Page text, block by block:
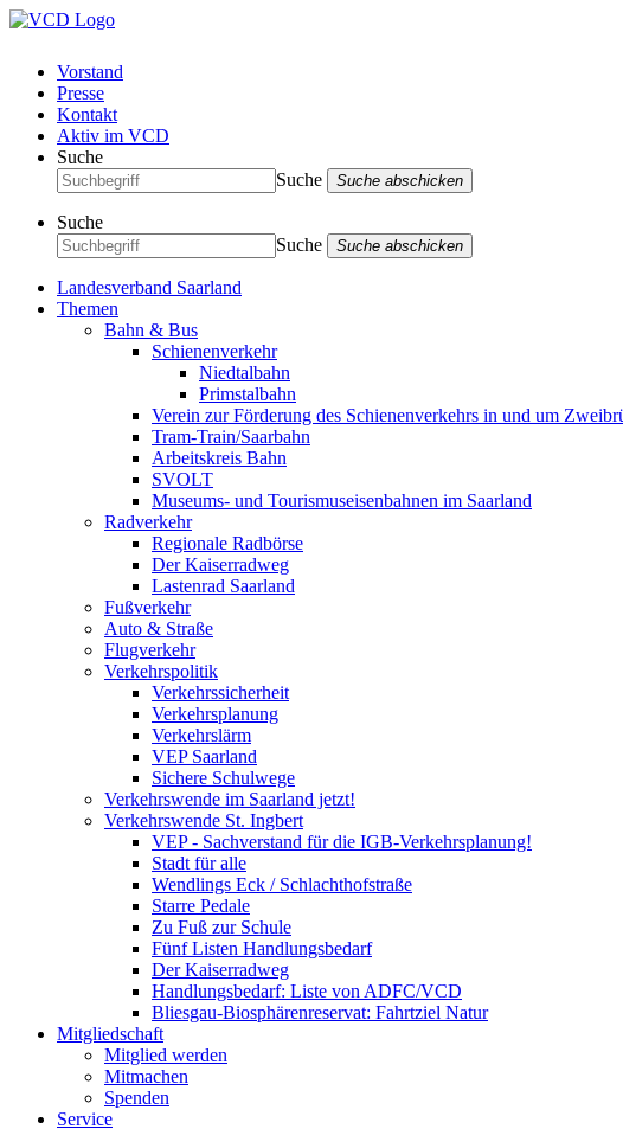
Vorstand
Presse
Kontakt
Aktiv im VCD
Suche
Suche
Suche abschicken
Suche
Suche
Suche abschicken
Landesverband Saarland
Themen
Bahn & Bus
Schienenverkehr
Niedtalbahn
Primstalbahn
Verein zur Förderung des Schienenverkehrs in und um
Tram-Train/Saarbahn
Arbeitskreis Bahn
SVOLT
Museums- und Tourismuseisenbahnen im Saarland
Radverkehr
Regionale Radbörse
Der Kaiserradweg
Lastenrad Saarland
Fußverkehr
Auto & Straße
Flugverkehr
Verkehrspolitik
Verkehrssicherheit
Verkehrsplanung
Verkehrslärm
VEP Saarland
Sichere Schulwege
Verkehrswende im Saarland jetzt!
Verkehrswende St. Ingbert
VEP - Sachverstand für die IGB-Verkehrsplanung!
Stadt für alle
Wendlings Eck / Schlachthofstraße
Starre Pedale
Zu Fuß zur Schule
Fünf Listen Handlungsbedarf
Der Kaiserradweg
Handlungsbedarf: Liste von ADFC/VCD
Bliesgau-Biosphärenreservat: Fahrtziel Natur
Mitgliedschaft
Mitglied werden
Mitmachen
Spenden
Service